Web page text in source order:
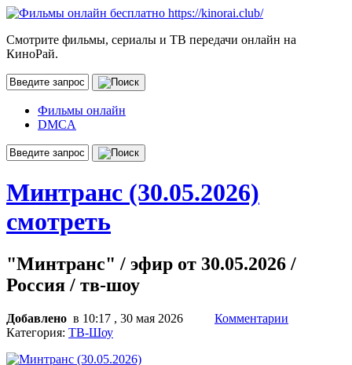
Смотрите фильмы, сериалы и ТВ передачи онлайн на
КиноРай.
Фильмы онлайн
DMCA
Минтранс (30.05.2026)
смотреть
"Минтранс" / эфир от 30.05.2026 /
Россия / тв-шоу
Добавлено в 10:17 , 30 мая 2026
Комментарии
Категория: ТВ-Шоу